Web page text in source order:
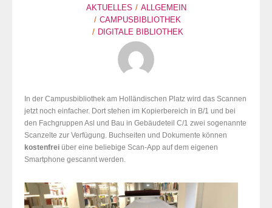
AKTUELLES
ALLGEMEIN
CAMPUSBIBLIOTHEK
DIGITALE BIBLIOTHEK
In der Campusbibliothek am Holländischen Platz wird das Scannen
jetzt noch einfacher. Dort stehen im Kopierbereich in B/1 und bei
den Fachgruppen Asl und Bau in Gebäudeteil C/1 zwei sogenannte
Scanzelte zur Verfügung. Buchseiten und Dokumente können
kostenfrei über eine beliebige Scan-App auf dem eigenen
Smartphone gescannt werden.